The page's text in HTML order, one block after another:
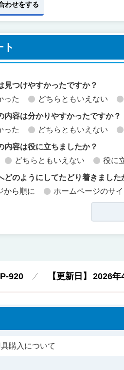
わせをする
ト
見つけやすかったですか？
った
どちらともいえない
内容は分かりやすかったですか？
った
どちらともいえない
内容は役に立ちましたか？
どちらともいえない 役に
どのようにしてたどり着きました
から順に
ホームページのサ
P-920 【更新日】 2026年
購入について